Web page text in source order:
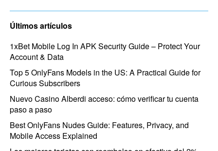
Últimos artículos
1xBet Mobile Log In APK Security Guide – Protect Your
Account & Data
Top 5 OnlyFans Models in the US: A Practical Guide for
Curious Subscribers
Nuevo Casino Alberdi acceso: cómo verificar tu cuenta
paso a paso
Best OnlyFans Nudes Guide: Features, Privacy, and
Mobile Access Explained